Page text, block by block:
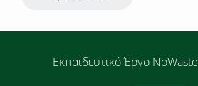
Εκπαιδευτικό Έργο NoWaste